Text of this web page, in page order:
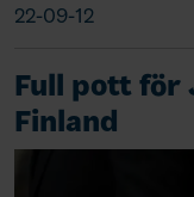
22-09-12
Full pott för
Finland